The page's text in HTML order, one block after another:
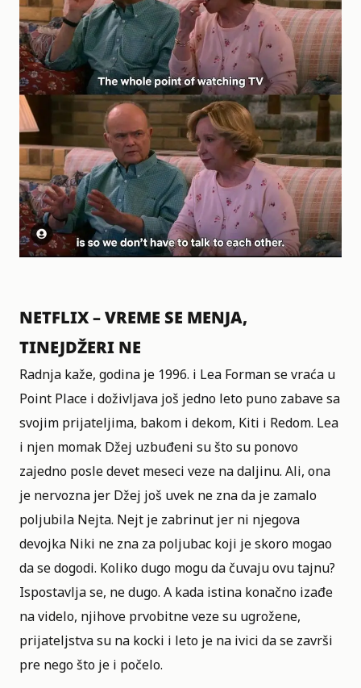
NETFLIX – VREME SE MENJA,
TINEJDŽERI NE
Radnja kaže, godina je 1996. i Lea Forman se vraća u
Point Place i doživljava još jedno leto puno zabave sa
svojim prijateljima, bakom i dekom, Kiti i Redom. Lea
i njen momak Džej uzbuđeni su što su ponovo
zajedno posle devet meseci veze na daljinu. Ali, ona
je nervozna jer Džej još uvek ne zna da je zamalo
poljubila Nejta. Nejt je zabrinut jer ni njegova
devojka Niki ne zna za poljubac koji je skoro mogao
da se dogodi. Koliko dugo mogu da čuvaju ovu tajnu?
Ispostavlja se, ne dugo. A kada istina konačno izađe
na videlo, njihove prvobitne veze su ugrožene,
prijateljstva su na kocki i leto je na ivici da se završi
pre nego što je i počelo.